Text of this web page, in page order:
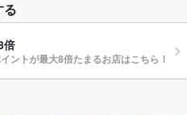
る
倍
ントが最大8倍たまるお店はこちら！